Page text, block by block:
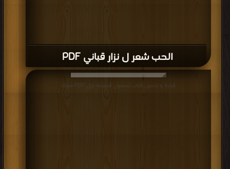
الحب شعر ل نزار قباني PDF
قراءة و تحميل كتاب تسعون قصيدة غزل PDF مجانا